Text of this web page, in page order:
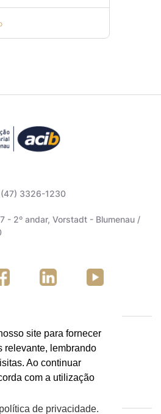
(47) 3326-1230
- 2º andar, Vorstadt - Blumenau /
site para fornecer
relevante, lembrando
Ao continuar
com a utilização
de privacidade.